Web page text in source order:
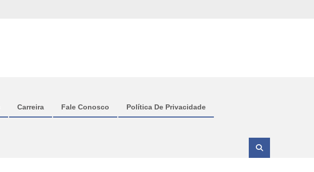
Carreira Fale Conosco Política De Privacidade